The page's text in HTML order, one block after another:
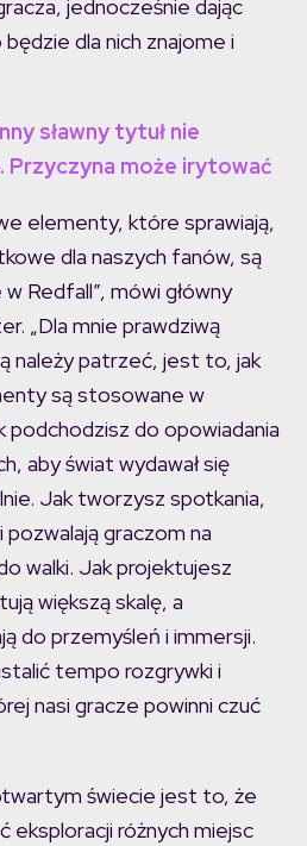
jednocześnie dając
dla nich znajome i
sławny tytuł nie
Przyczyna może irytować
elementy, które sprawiają,
dla naszych fanów, są
Redfall”, mówi główny
„Dla mnie prawdziwą
należy patrzeć, jest to, jak
są stosowane w
do opowiadania
aby świat wydawał się
Jak tworzysz spotkania,
graczom na
walki. Jak projektujesz
większą skalę, a
do przemyśleń i immersji.
tempo rozgrywki i
nasi gracze powinni czuć
świecie jest to, że
eksploracji różnych miejsc